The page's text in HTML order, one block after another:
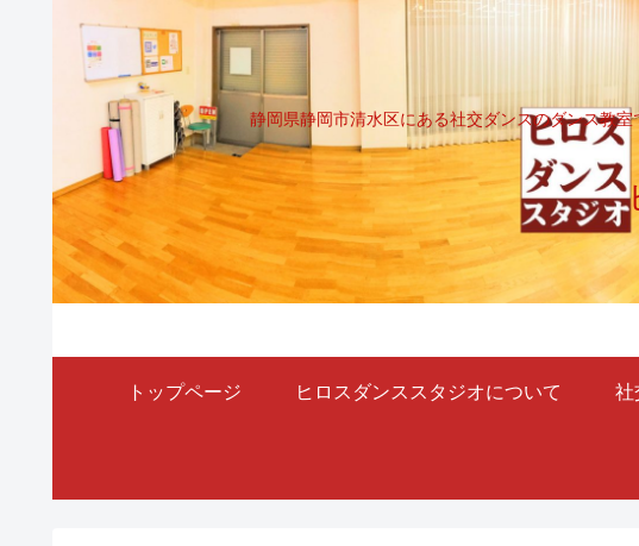
静岡県静岡市清水区にある社交ダンスのダンス教
トップページ ヒロスダンススタジオについて 社